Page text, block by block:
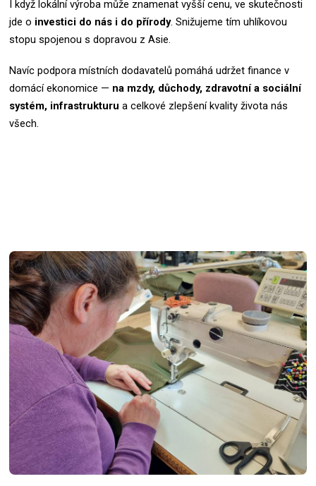
I když lokální výroba může znamenat vyšší cenu, ve skutečnosti
jde o investici do nás i do přírody. Snižujeme tím uhlíkovou
stopu spojenou s dopravou z Asie.
Navíc podpora místních dodavatelů pomáhá udržet finance v
domácí ekonomice — na mzdy, důchody, zdravotní a sociální
systém, infrastrukturu a celkové zlepšení kvality života nás
všech.